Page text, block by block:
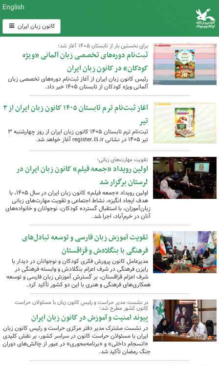
English
کانون زبان ایران
برای نخستین بار از تابستان ۱۴۰۵ آغاز شد؛‌
ثبت‌نام دوره‌های تخصصی زبان آلمانی «ویژه
کودکان» در کانون زبان ایران
رئیس کانون زبان ایران از آغاز ثبت‌نام دوره‌های تخصصی زبان
آلمانی ویژه کودکان از تابستان ۱۴۰۵ خبر داد.
آغاز ثبت‌نام ترم تابستان ۱۴۰۵ کانون زبان ایران از ۳
تیر
ثبت‌نام ترم تابستان ۱۴۰۵ کانون زبان ایران از روز چهارشنبه ۳
تیر ۱۴۰۵ در نشانی register.ili.ir آغاز خواهد شد.
تقویت مهارت‌های زبانی؛‌
اولین رویداد «جمعه‌ فیلم» کانون زبان ایران در
لرستان برگزار شد
اولین رویداد «جمعه‌ فیلم» کانون زبان ایران در سال ۱۴۰۵، با
هدف ایجاد انگیزه، نشاط اجتماعی و تقویت مهارت‌های زبانی
زبان‌آموزان، با استقبال گسترده کودکان، نوجوانان و خانواده‌های
آنان در خرم‌آباد، اجرا شد.
تقویت آموزش زبان فارسی و توسعه تبادل‌های
فرهنگی با بنگلادش و قزاقستان
مدیرعامل کانون پرورش فکری کودکان و نوجوانان در دیدار با
رایزن فرهنگی در شرف اعزام بنگلادش و وابسته فرهنگی در
شرف اعزام قزاقستان، بر گسترش آموزش زبان فارسی و توسعه
همکاری‌های فرهنگی و هنری با این دو کشور تأکید کرد.
در نشست مدیر حراست و رئیس کانون زبان با مسئولان حراست
کانون کشور مطرح شد؛
پیوند امنیت و آموزش در کانون زبان ایران
در نشست مشترک مدیر دفتر مرکزی حراست و رئیس کانون زبان
ایران با مسئولان حراست کانون در سراسر کشور، بر نقش کلیدی
«انسجام داخلی» و «برنامه‌محوری» در عبور از چالش‌های دوران
جنگ رمضان تأکید شد.